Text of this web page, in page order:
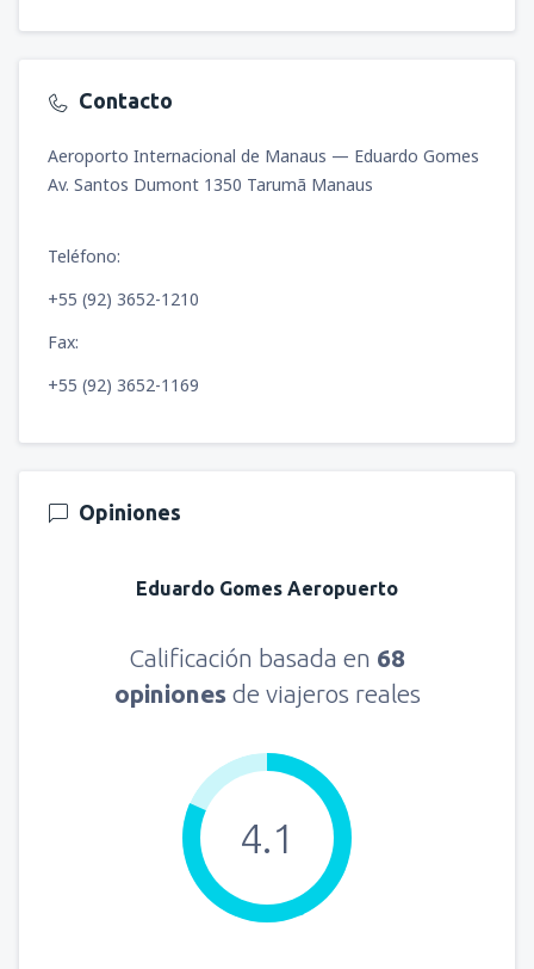
Contacto
Aeroporto Internacional de Manaus — Eduardo Gomes
Av. Santos Dumont 1350 Tarumã Manaus
Teléfono:
+55 (92) 3652-1210
Fax:
+55 (92) 3652-1169
Opiniones
Eduardo Gomes Aeropuerto
Calificación basada en 68
opiniones de viajeros reales
4.1